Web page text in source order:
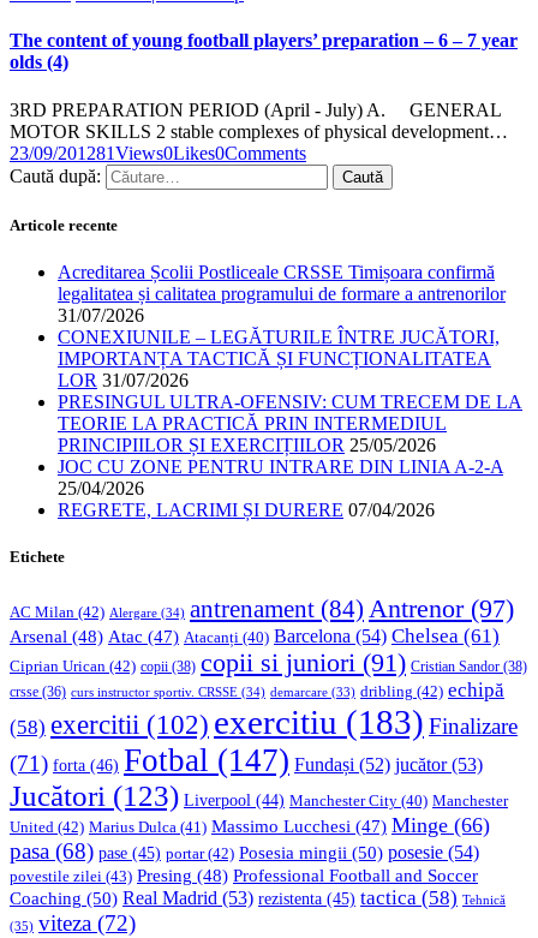
The content of young football players’ preparation – 6 – 7 year
olds (4)
3RD PREPARATION PERIOD (April - July) A. GENERAL
MOTOR SKILLS 2 stable complexes of physical development…
23/09/201281Views0Likes0Comments
Caută după:
Articole recente
Acreditarea Școlii Postliceale CRSSE Timișoara confirmă
legalitatea și calitatea programului de formare a antrenorilor
31/07/2026
CONEXIUNILE – LEGĂTURILE ÎNTRE JUCĂTORI,
IMPORTANȚA TACTICĂ ȘI FUNCȚIONALITATEA
LOR 31/07/2026
PRESINGUL ULTRA-OFENSIV: CUM TRECEM DE LA
TEORIE LA PRACTICĂ PRIN INTERMEDIUL
PRINCIPIILOR ȘI EXERCIȚIILOR 25/05/2026
JOC CU ZONE PENTRU INTRARE DIN LINIA A-2-A
25/04/2026
REGRETE, LACRIMI ȘI DURERE 07/04/2026
Etichete
AC Milan (42) Alergare (34) antrenament (84) Antrenor(97)
Arsenal (48) Atac (47) Atacanți (40) Barcelona (54) Chelsea (61)
Ciprian Urican (42) copii (38) copii si juniori (91) Cristian Sandor (38)
crsse (36) curs instructor sportiv. CRSSE (34) demarcare (33) dribling (42) echipă
(58) exercitii (102) exercitiu (183) Finalizare
(71) forta (46) Fotbal (147) Fundași (52) jucător(53)
Jucători (123) Liverpool (44) Manchester City (40) Manchester
United (42) Marius Dulca (41) Massimo Lucchesi (47) Minge (66)
pasa (68) pase (45) portar(42) Posesia mingii (50) posesie (54)
povestile zilei (43) Presing (48) Professional Football and Soccer
Coaching (50) Real Madrid (53) rezistenta (45) tactica (58) Tehnică
(35) viteza (72)